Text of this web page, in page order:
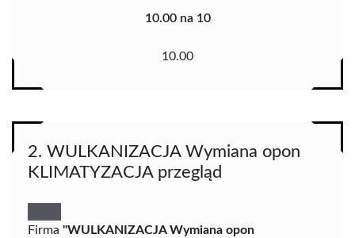
10.00 na 10
10.00
2. WULKANIZACJA Wymiana opon
KLIMATYZACJA przegląd
Firma "WULKANIZACJA Wymiana opon